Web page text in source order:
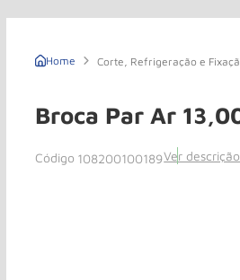
Corte, Refrigeração e
Broca Par Ar
108200100189Ver descrição